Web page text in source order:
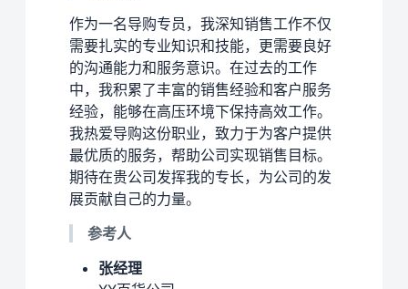
作为一名导购专员，我深知销售工作不仅
需要扎实的专业知识和技能，更需要良好
的沟通能力和服务意识。在过去的工作
中，我积累了丰富的销售经验和客户服务
经验，能够在高压环境下保持高效工作。
我热爱导购这份职业，致力于为客户提供
最优质的服务，帮助公司实现销售目标。
期待在贵公司发挥我的专长，为公司的发
展贡献自己的力量。
参考人
张经理